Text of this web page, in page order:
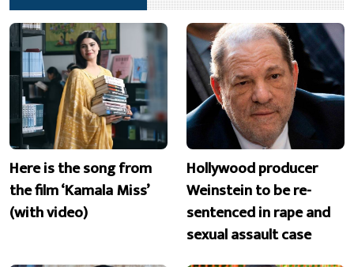
Here is the song from
the film ‘Kamala Miss’
(with video)
Hollywood producer
Weinstein to be re-
sentenced in rape and
sexual assault case